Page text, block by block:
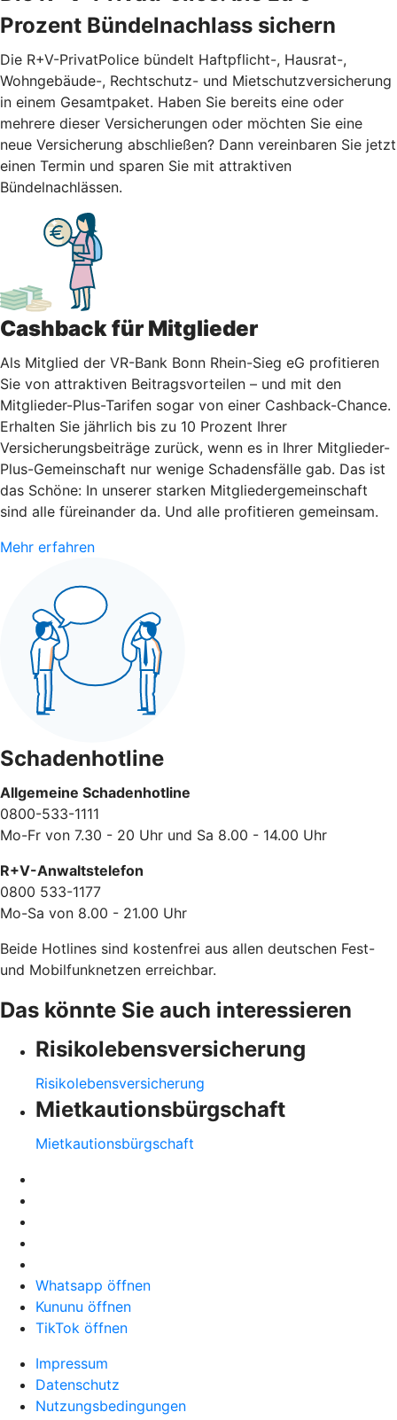
Prozent Bündelnachlass sichern
Die R+V-PrivatPolice bündelt Haftpflicht-, Hausrat-,
Wohngebäude-, Rechtschutz- und Mietschutzversicherung
in einem Gesamtpaket. Haben Sie bereits eine oder
mehrere dieser Versicherungen oder möchten Sie eine
neue Versicherung abschließen? Dann vereinbaren Sie jetzt
einen Termin und sparen Sie mit attraktiven
Bündelnachlässen.
Cashback für Mitglieder
Als Mitglied der VR-Bank Bonn Rhein-Sieg eG profitieren
Sie von attraktiven Beitragsvorteilen – und mit den
Mitglieder-Plus-Tarifen sogar von einer Cashback-Chance.
Erhalten Sie jährlich bis zu 10 Prozent Ihrer
Versicherungsbeiträge zurück, wenn es in Ihrer Mitglieder-
Plus-Gemeinschaft nur wenige Schadensfälle gab. Das ist
das Schöne: In unserer starken Mitgliedergemeinschaft
sind alle füreinander da. Und alle profitieren gemeinsam.
Mehr erfahren
Schadenhotline
Allgemeine Schadenhotline
0800-533-1111
Mo-Fr von 7.30 - 20 Uhr und Sa 8.00 - 14.00 Uhr
R+V-Anwaltstelefon
0800 533-1177
Mo-Sa von 8.00 - 21.00 Uhr
Beide Hotlines sind kostenfrei aus allen deutschen Fest-
und Mobilfunknetzen erreichbar.
Das könnte Sie auch interessieren
Risikolebensversicherung
Risikolebensversicherung
Mietkautionsbürgschaft
Mietkautionsbürgschaft
Whatsapp öffnen
Kununu öffnen
TikTok öffnen
Impressum
Datenschutz
Nutzungsbedingungen